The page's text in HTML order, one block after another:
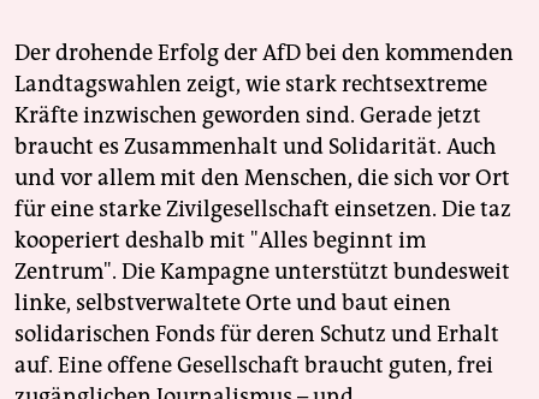
Der drohende Erfolg der AfD bei den kommenden
Landtagswahlen zeigt, wie stark rechtsextreme
Kräfte inzwischen geworden sind. Gerade jetzt
braucht es Zusammenhalt und Solidarität. Auch
und vor allem mit den Menschen, die sich vor Ort
für eine starke Zivilgesellschaft einsetzen. Die taz
kooperiert deshalb mit "Alles beginnt im
Zentrum". Die Kampagne unterstützt bundesweit
linke, selbstverwaltete Orte und baut einen
solidarischen Fonds für deren Schutz und Erhalt
auf. Eine offene Gesellschaft braucht guten, frei